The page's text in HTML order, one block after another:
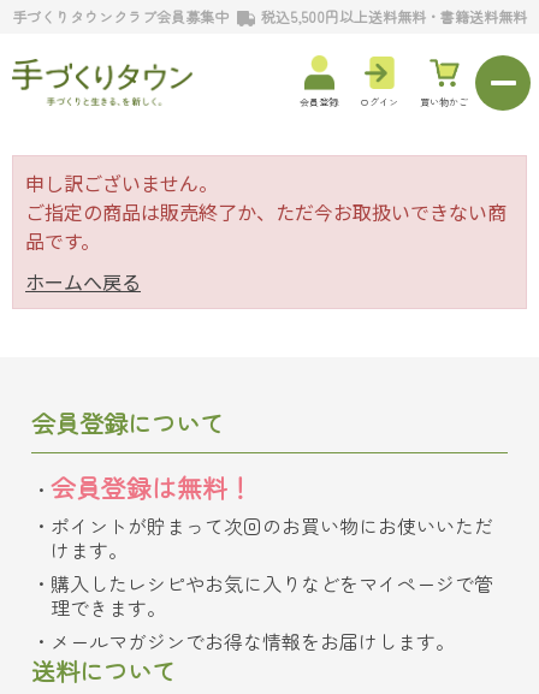
手づくりタウンクラブ会員募集中 税込5,500円以上送料無料・書籍送料無料
会員登録 ログイン 買い物かご
申し訳ございません。
ご指定の商品は販売終了か、ただ今お取扱いできない商
品です。
ホームへ戻る
会員登録について
会員登録は無料！
ポイントが貯まって次回のお買い物にお使いいただ
けます。
購入したレシピやお気に入りなどをマイページで管
理できます。
メールマガジンでお得な情報をお届けします。
送料について